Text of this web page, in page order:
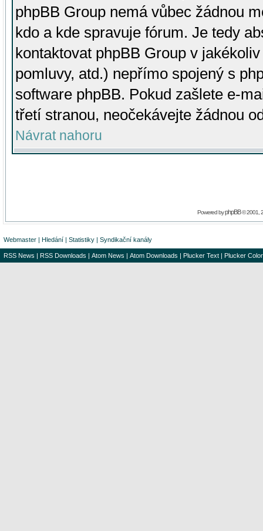
phpBB Group nemá vůbec žádnou
kdo a kde spravuje fórum. Je tedy
kontaktovat phpBB Group v
pomluvy, atd.) nepřímo spojený s
software phpBB. Pokud zašlete e-
třetí stranou, neočekávejte žádnou
Návrat nahoru
Powered byphpBB© 2001,
Webmaster | Hledání | Statistiky | Syndikační kanály
RSS News | RSS Downloads | Atom News | Atom Downloads | Plucker Text | Plucker Color